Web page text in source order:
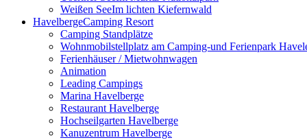
Weißen SeeIm lichten Kiefernwald
HavelbergeCamping Resort
Camping Standplätze
Wohnmobilstellplatz am Camping-und Ferienpark
Ferienhäuser / Mietwohnwagen
Animation
Leading Campings
Marina Havelberge
Restaurant Havelberge
Hochseilgarten Havelberge
Kanuzentrum Havelberge